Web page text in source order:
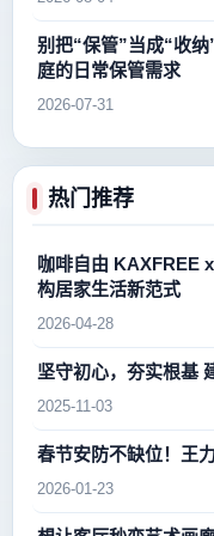
别把“保管”当成“收
庭的日常保管需求
2026-07-31
热门推荐
咖啡自由 KAXFREE
构居家生活新范式
2026-04-28
2025-11-03
春节安防不缺位！王
2026-01-23